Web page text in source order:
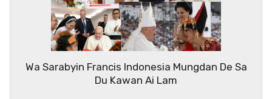
Wa Sarabyin Francis Indonesia Mungdan De Sa
Du Kawan Ai Lam